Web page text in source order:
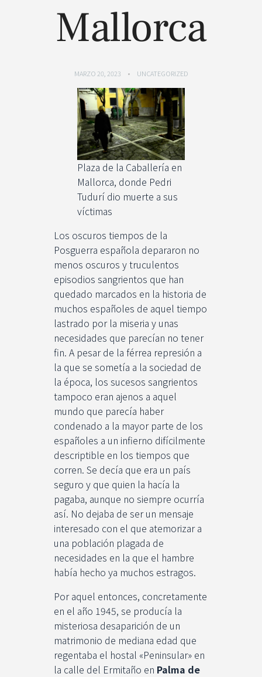
Mallorca
MARZO 20, 2023 UNCATEGORIZED
Plaza de la Caballería en
Mallorca, donde Pedri
Tudurí dio muerte a sus
víctimas
Los oscuros tiempos de la
Posguerra española depararon no
menos oscuros y truculentos
episodios sangrientos que han
quedado marcados en la historia de
muchos españoles de aquel tiempo
lastrado por la miseria y unas
necesidades que parecían no tener
fin. A pesar de la férrea represión a
la que se sometía a la sociedad de
la época, los sucesos sangrientos
tampoco eran ajenos a aquel
mundo que parecía haber
condenado a la mayor parte de los
españoles a un infierno difícilmente
descriptible en los tiempos que
corren. Se decía que era un país
seguro y que quien la hacía la
pagaba, aunque no siempre ocurría
así. No dejaba de ser un mensaje
interesado con el que atemorizar a
una población plagada de
necesidades en la que el hambre
había hecho ya muchos estragos.
Por aquel entonces, concretamente
en el año 1945, se producía la
misteriosa desaparición de un
matrimonio de mediana edad que
regentaba el hostal «Peninsular» en
la calle del Ermitaño en Palma de